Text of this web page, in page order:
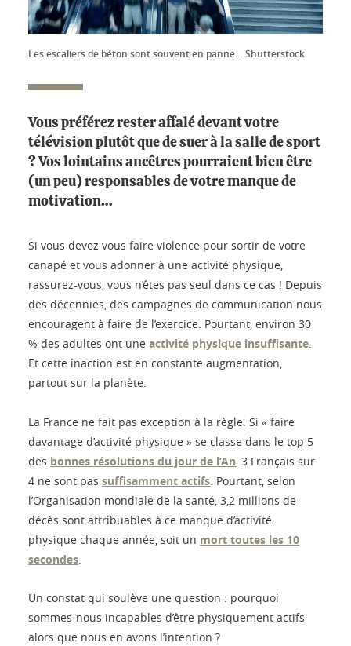
Les escaliers de béton sont souvent en panne… Shutterstock
Vous préférez rester affalé devant votre
télévision plutôt que de suer à la salle de sport
? Vos lointains ancêtres pourraient bien être
(un peu) responsables de votre manque de
motivation…
Si vous devez vous faire violence pour sortir de votre
canapé et vous adonner à une activité physique,
rassurez-vous, vous n’êtes pas seul dans ce cas ! Depuis
des décennies, des campagnes de communication nous
encouragent à faire de l’exercice. Pourtant, environ 30
% des adultes ont une activité physique insuffisante.
Et cette inaction est en constante augmentation,
partout sur la planète.
La France ne fait pas exception à la règle. Si « faire
davantage d’activité physique » se classe dans le top 5
des bonnes résolutions du jour de l’An, 3 Français sur
4 ne sont pas suffisamment actifs. Pourtant, selon
l’Organisation mondiale de la santé, 3,2 millions de
décès sont attribuables à ce manque d’activité
physique chaque année, soit un mort toutes les 10
secondes.
Un constat qui soulève une question : pourquoi
sommes-nous incapables d’être physiquement actifs
alors que nous en avons l’intention ?